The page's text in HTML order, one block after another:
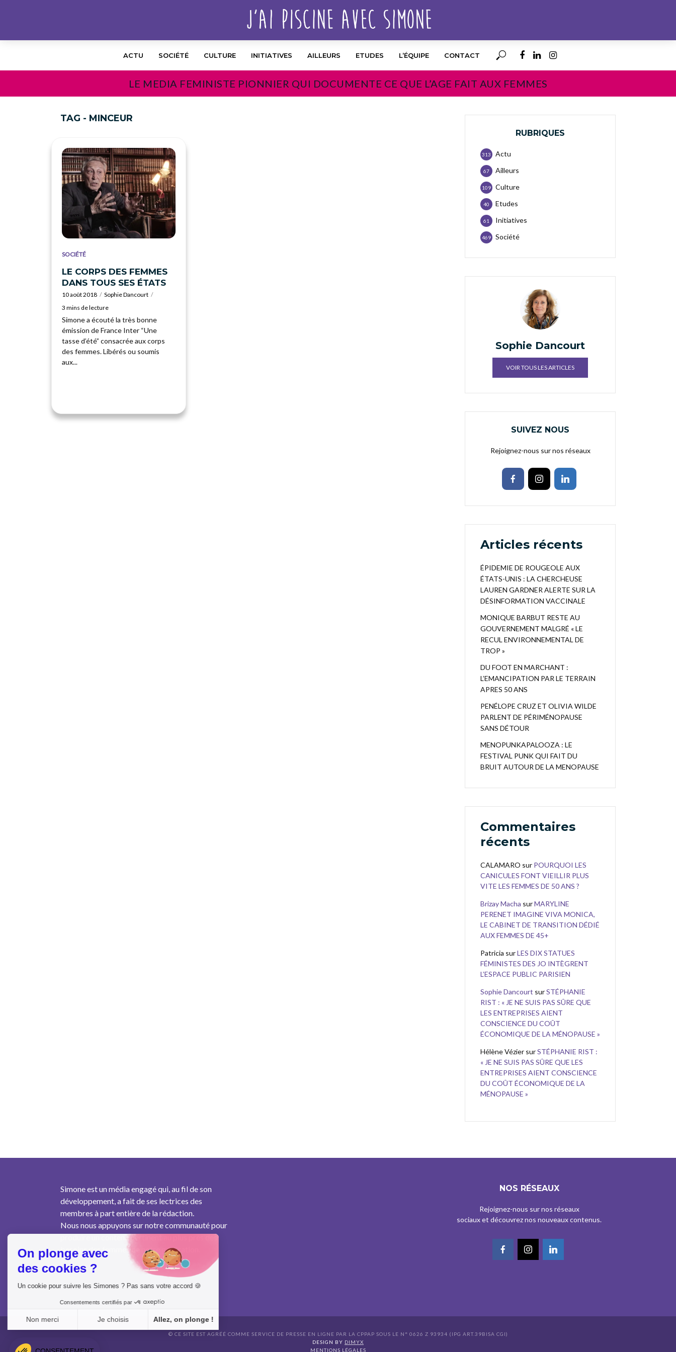
ACTU SOCIÉTÉ CULTURE INITIATIVES AILLEURS ETUDES L’ÉQUIPE CONTACT
LE MEDIA FEMINISTE PIONNIER QUI DOCUMENTE CE QUE L’AGE FAIT AUX FEMMES
TAG - MINCEUR
SOCIÉTÉ
LE CORPS DES FEMMES
DANS TOUS SES ÉTATS
10 août 2018
Sophie Dancourt
3 mins de lecture
Simone a écouté la très bonne
émission de France Inter “Une
tasse d’été” consacrée aux corps
des femmes. Libérés ou soumis
aux...
RUBRIQUES
Actu
313
Ailleurs
67
Culture
109
Etudes
40
Initiatives
61
Société
469
Sophie Dancourt
VOIR TOUS LES ARTICLES
SUIVEZ NOUS
Rejoignez-nous sur nos réseaux
Articles récents
ÉPIDEMIE DE ROUGEOLE AUX
ÉTATS-UNIS : LA CHERCHEUSE
LAUREN GARDNER ALERTE SUR LA
DÉSINFORMATION VACCINALE
MONIQUE BARBUT RESTE AU
GOUVERNEMENT MALGRÉ « LE
RECUL ENVIRONNEMENTAL DE
TROP »
DU FOOT EN MARCHANT :
L’EMANCIPATION PAR LE TERRAIN
APRES 50 ANS
PENÉLOPE CRUZ ET OLIVIA WILDE
PARLENT DE PÉRIMÉNOPAUSE
SANS DÉTOUR
MENOPUNKAPALOOZA : LE
FESTIVAL PUNK QUI FAIT DU
BRUIT AUTOUR DE LA MENOPAUSE
Commentaires
récents
CALAMARO sur POURQUOI LES
CANICULES FONT VIEILLIR PLUS
VITE LES FEMMES DE 50 ANS ?
Brizay Macha surMARYLINE
PERENET IMAGINE VIVA MONICA,
LE CABINET DE TRANSITION DÉDIÉ
AUX FEMMES DE 45+
Patricia surLES DIX STATUES
FÉMINISTES DES JO INTÈGRENT
L’ESPACE PUBLIC PARISIEN
Sophie Dancourt surSTÉPHANIE
RIST : « JE NE SUIS PAS SÛRE QUE
LES ENTREPRISES AIENT
CONSCIENCE DU COÛT
ÉCONOMIQUE DE LA MÉNOPAUSE »
Hélène Vézier surSTÉPHANIE RIST :
« JE NE SUIS PAS SÛRE QUE LES
ENTREPRISES AIENT CONSCIENCE
DU COÛT ÉCONOMIQUE DE LA
MÉNOPAUSE »
Simone est un média engagé qui, au fil de son
développement, a fait de ses lectrices des
membres à part entière de la rédaction.
Nous nous appuyons sur notre communauté pour
produire un contenu pertinent au plus près des
besoins des femmes de notre génération.
NOS RÉSEAUX
Rejoignez-nous sur nos réseaux
sociaux et découvrez nos nouveaux contenus.
© CE SITE EST AGRÉÉ COMME SERVICE DE PRESSE EN LIGNE PAR LA CPPAP SOUS LE N° 0626 Z 93934 (IPG ART.39BISA CGI)
DESIGN BY DIMYX
MENTIONS LÉGALES
On plonge avec
des cookies ?
Un cookie pour suivre les Simones ? Pas sans votre accord 🍪
Consentements certifiés par
Non merci Je choisis Allez, on plonge !
Plateforme de Gestion du Consentement : Personnalisez vos Options